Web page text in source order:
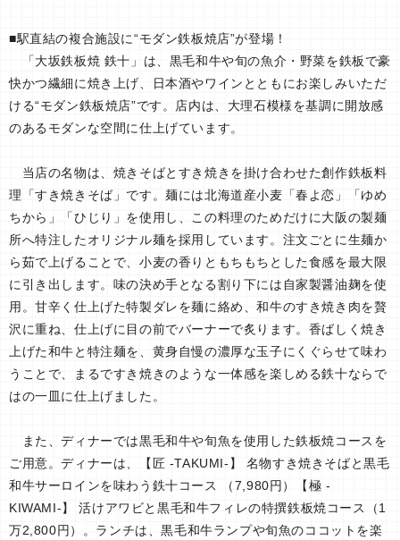
■駅直結の複合施設に“モダン鉄板焼店”が登場！
「大坂鉄板焼 鉄十」は、黒毛和牛や旬の魚介・野菜を鉄板で豪
快かつ繊細に焼き上げ、日本酒やワインとともにお楽しみいただ
ける“モダン鉄板焼店”です。店内は、大理石模様を基調に開放感
のあるモダンな空間に仕上げています。
当店の名物は、焼きそばとすき焼きを掛け合わせた創作鉄板料
理「すき焼きそば」です。麺には北海道産小麦「春よ恋」「ゆめ
ちから」「ひじり」を使用し、この料理のためだけに大阪の製麺
所へ特注したオリジナル麺を採用しています。注文ごとに生麺か
ら茹で上げることで、小麦の香りともちもちとした食感を最大限
に引き出します。味の決め手となる割り下には自家製醤油麹を使
用。甘辛く仕上げた特製ダレを麺に絡め、和牛のすき焼き肉を贅
沢に重ね、仕上げに目の前でバーナーで炙ります。香ばしく焼き
上げた和牛と特注麺を、黄身自慢の濃厚な玉子にくぐらせて味わ
うことで、まるですき焼きのような一体感を楽しめる鉄十ならで
はの一皿に仕上げました。
また、ディナーでは黒毛和牛や旬魚を使用した鉄板焼コースを
ご用意。ディナーは、【匠 -TAKUMI-】 名物すき焼きそばと黒毛
和牛サーロインを味わう鉄十コース （7,980円）【極 -
KIWAMI-】 活けアワビと黒毛和牛フィレの特撰鉄板焼コース（1
万2,800円）。ランチは、黒毛和牛ランプや旬魚のココットを楽